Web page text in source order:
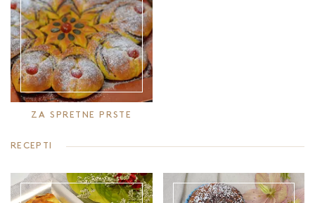
ZA SPRETNE PRSTE
RECEPTI